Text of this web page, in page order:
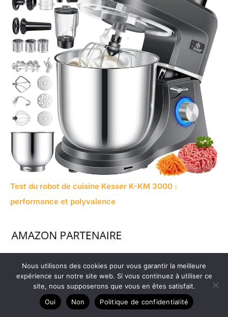
Test du robot de cuisine Kesser K-KM 3000 :
performance et polyvalence
Nous utilisons des cookies pour vous garantir la meilleure
expérience sur notre site web. Si vous continuez à utiliser ce
site, nous supposerons que vous en êtes satisfait.
Oui
Non Politique de confidentialité